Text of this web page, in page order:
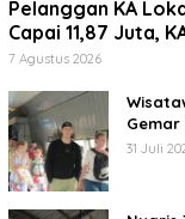
PLN Bangun
Listrik di 210 Lokasi
Barat
Pelanggan KA
Capai 11,87 Juta,
Pengembangan
7 Agustus 2026
Gemar
31 Juli